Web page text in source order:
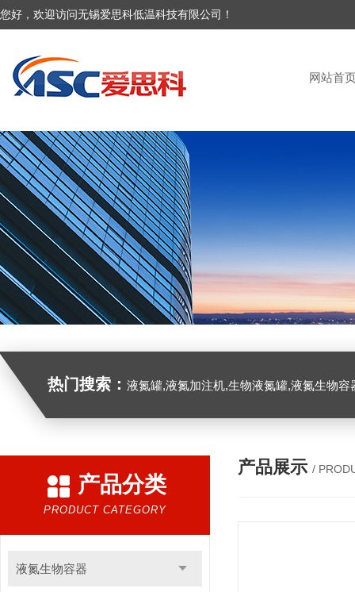
您好，欢迎访问无锡爱思科低温科技有限公司！
网站首
热门搜索： 液氮罐,液氮加注机,生物液氮罐,液氮生物容器,
产品分类
PRODUCT CATEGORY
液氮生物容器
产品展示 /